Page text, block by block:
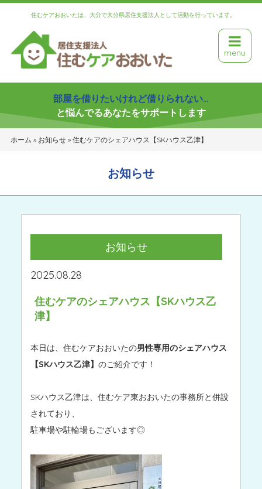
住むケアおおいたは、大分で大分県居住支援法人として活動を行っています。
menu
部屋を借りたいけれど借りられない…
と悩んでるあなたをサポートします
ホーム » お知らせ» 住むケアのシェアハウス【SKハウス乙津】
お知らせ
お知らせ
2025.08.28
住むケアのシェアハウス【SKハウス乙
津】
本日は、住むケアおおいたの男性専用のシェアハウス
【SKハウス乙津】のご紹介です！
SKハウス乙津は、住むケア東おおいたの事務所と併設
されており、
駐車場や駐輪場もございます◎